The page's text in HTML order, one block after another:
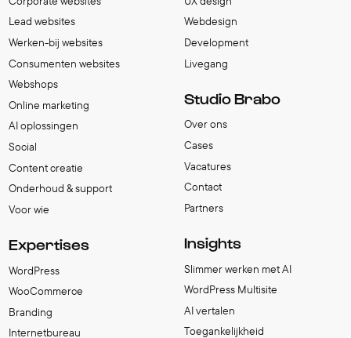
Lead websites
Werken-bij websites
Consumenten websites
Webshops
Online marketing
AI oplossingen
Social
Content creatie
Onderhoud & support
Voor wie
Expertises
WordPress
WooCommerce
Branding
Internetbureau
Webdesign
Development
Livegang
Studio Brabo
Over ons
Cases
Vacatures
Contact
Partners
Insights
Slimmer werken met AI
WordPress Multisite
AI vertalen
Toegankelijkheid